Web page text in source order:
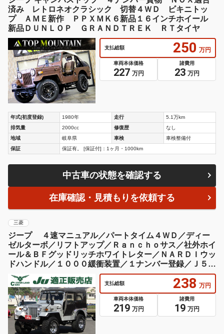
済み レトロネオクラシック 切替４ＷＤ ビキニトッ
プ ＡＭＥ新作 ＰＰＸＭＫ６新品１６インチホイール
新品ＤＵＮＬＯＰ ＧＲＡＮＤＴＲＥＫ ＲＴタイヤ
支払総額 250 万円
車両本体価格
227 万円
諸費用
23 万円
年式(初度登録) 1980年 走行
5.1万km
排気量
2000cc 修復歴
なし
地域
岐阜県 車検
車検整備付
保証
保証有。 [保証付]：1ヶ月・1000km
中古車の状態を確認する
在庫確認・見積もりを依頼する
三菱
ジープ ４速マニュアル／パートタイム４ＷＤ／ディー
ゼルターボ／リフトアップ／Ｒａｎｃｈｏサス／社外ホイ
ール＆ＢＦグッドリッチホワイトレター／ＮＡＲＤＩウッ
ドハンドル／１０００緩衝装置／１ナンバー登録／Ｊ５５
改
支払総額 238 万円
車両本体価格
219 万円
諸費用
19 万円